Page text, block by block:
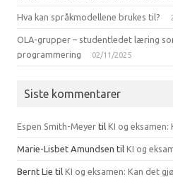
Hva kan språkmodellene brukes til?
OLA-grupper – studentledet læring
programmering
02/11/2025
Siste kommentarer
Espen Smith-Meyer til KI og eksamen:
Marie-Lisbet Amundsen til KI og
Bernt Lie til KI og eksamen: Kan det